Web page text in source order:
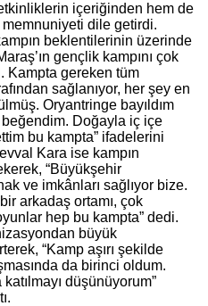
içeriğinden hem de
memnuniyeti dile getirdi.
beklentilerinin üzerinde
gençlik kampını çok
Kampta gereken tüm
sağlanıyor, her şey en
Oryantringe bayıldım
Doğayla iç içe
bu kampta” ifadelerini
Kara ise kampın
“Büyükşehir
ve imkânları sağlıyor bize.
arkadaş ortamı, çok
hep bu kampta” dedi.
büyük
“Kamp aşırı şekilde
da birinci oldum.
düşünüyorum”